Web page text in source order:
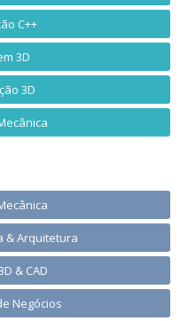
C++
3D
3D
& Arquitetura
& CAD
Negócios